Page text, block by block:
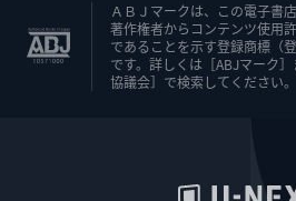
ＡＢＪマークは、この電子書
著作権者からコンテンツ使用
であることを示す登録商標（
です。詳しくは［ABJマーク
協議会］で検索してください。